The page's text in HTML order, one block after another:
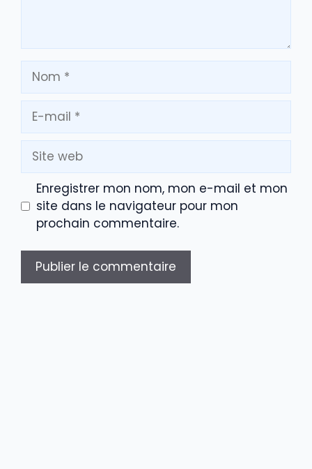
Nom
mail
Site
web
Enregistrer mon nom, mon e-mail et mon
site dans le navigateur pour mon
prochain commentaire.